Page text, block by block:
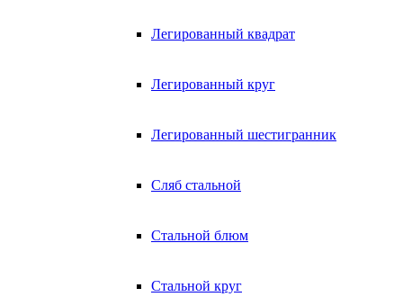
Легированный квадрат
Легированный круг
Легированный шестигранник
Сляб стальной
Стальной блюм
Стальной круг